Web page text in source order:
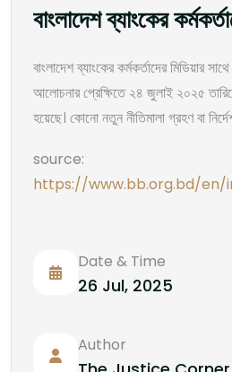
বাংলাদেশ ব্যাংকের
বাংলাদেশ ব্যাংকের কর্মকর্তাদের মিডিয়ার
আলোচনার প্রেক্ষিতে ২৪ জুলাই ২০২৫
হয়েছে। কোনো নতুন নীতিমালা গ্রহণ বা
source:
https://www.bb.org.bd/
Date & Time
26 Jul, 2025
Author